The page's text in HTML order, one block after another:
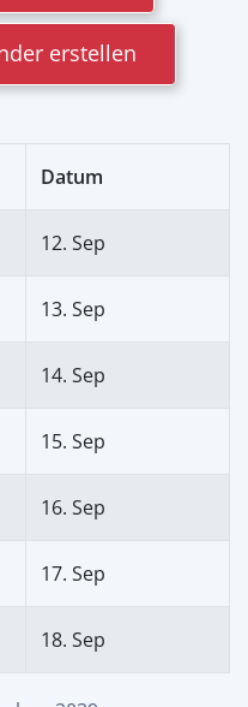
erstellen
Datum
12. Sep
13. Sep
14. Sep
15. Sep
16. Sep
17. Sep
18. Sep